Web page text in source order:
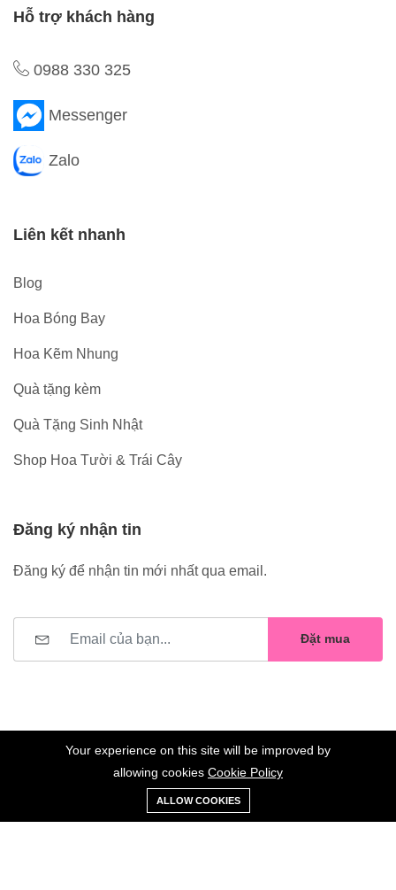
Hỗ trợ khách hàng
0988 330 325
Messenger
Zalo
Liên kết nhanh
Blog
Hoa Bóng Bay
Hoa Kẽm Nhung
Quà tặng kèm
Quà Tặng Sinh Nhật
Shop Hoa Tười & Trái Cây
Đăng ký nhận tin
Đăng ký để nhận tin mới nhất qua email.
Đặt mua
©2023 Hoa Nelly . All Rights Reserved.
0
Xe
đẩy
Danh sách
yêu thích
Your experience on this site will be improved by
allowing cookies Cookie Policy
ALLOW COOKIES